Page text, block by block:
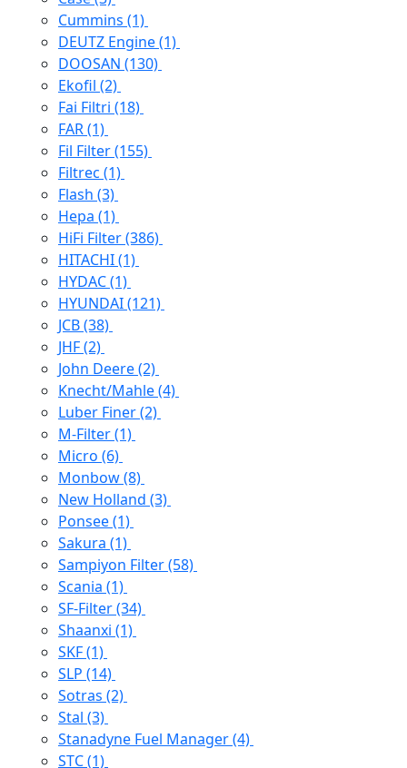
Cummins (1)
DEUTZ Engine(1)
DOOSAN (130)
Ekofil (2)
Fai Filtri (18)
FAR(1)
Fil Filter(155)
Filtrec (1)
Flash (3)
Hepa (1)
HiFi Filter(386)
HITACHI(1)
HYDAC(1)
HYUNDAI(121)
JCB(38)
JHF(2)
John Deere(2)
Knecht/Mahle(4)
Luber Finer(2)
M-Filter(1)
Micro (6)
Monbow(8)
New Holland (3)
Ponsee(1)
Sakura (1)
Sampiyon Filter(58)
Scania (1)
SF-Filter(34)
Shaanxi (1)
SKF(1)
SLP (14)
Sotras (2)
Stal (3)
Stanadyne Fuel Manager(4)
STC(1)